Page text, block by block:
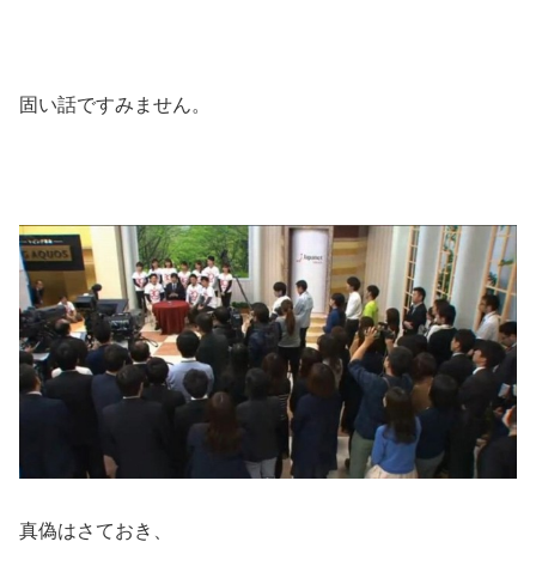
固い話ですみません。
真偽はさておき、